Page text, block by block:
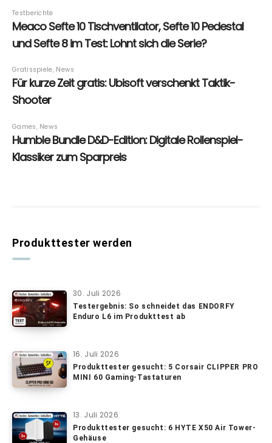
Produkttester werden
30. Juli 2026
Testergebnis: So schneidet das ENDORFY
Enduro L6 im Produkttest ab
16. Juli 2026
Produkttester gesucht: 5 Corsair CLIPPER PRO
MINI 60 Gaming-Tastaturen
13. Juli 2026
Produkttester gesucht: 6 HYTE X50 Air Tower-
Gehäuse